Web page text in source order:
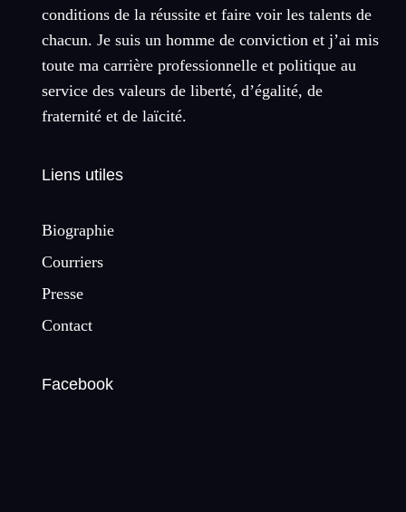
conditions de la réussite et faire voir les talents de
chacun. Je suis un homme de conviction et j’ai mis
toute ma carrière professionnelle et politique au
service des valeurs de liberté, d’égalité, de
fraternité et de laïcité.
Liens utiles
Biographie
Courriers
Presse
Contact
Facebook